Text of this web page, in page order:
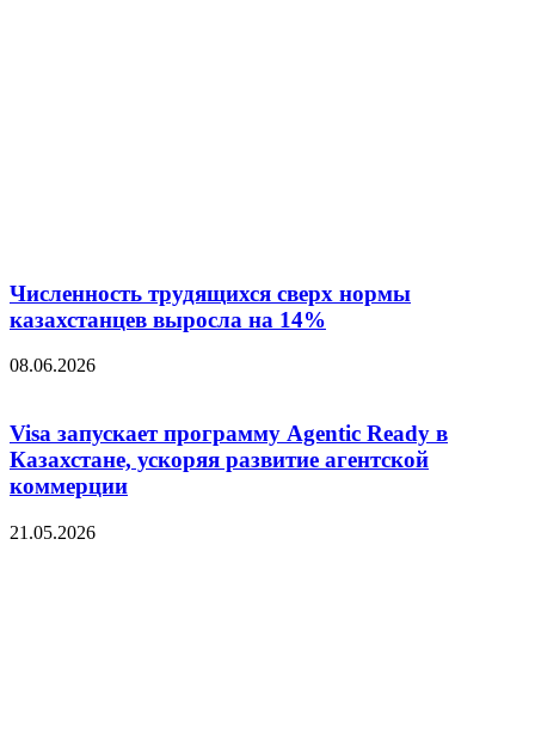
Численность трудящихся сверх нормы
казахстанцев выросла на 14%
08.06.2026
Visa запускает программу Agentic Ready в
Казахстане, ускоряя развитие агентской
коммерции
21.05.2026